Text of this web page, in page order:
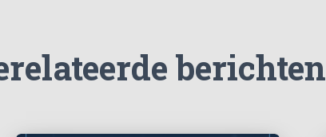
berichten